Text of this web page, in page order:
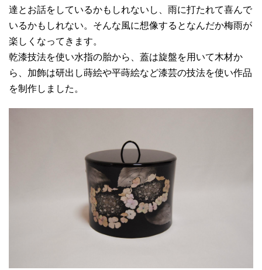
達とお話をしているかもしれないし、雨に打たれて喜んで
いるかもしれない。そんな風に想像するとなんだか梅雨が
楽しくなってきます。
乾漆技法を使い水指の胎から、蓋は旋盤を用いて木材か
ら、加飾は研出し蒔絵や平蒔絵など漆芸の技法を使い作品
を制作しました。